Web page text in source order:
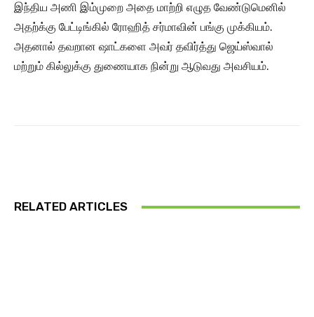
இந்திய அணி இம்முறை அதை மாற்றி எழுத வேண்டுமெனில்
அதற்க்கு பேட்டிங்கில் ரோஹித் சர்மாவின் பங்கு முக்கியம்.
அதனால் தவறான ஷாட்களை அவர் தவிர்த்து ஜெய்ஸ்வால்
மற்றும் கில்லுக்கு துணையாக நின்று ஆடுவது அவசியம்.
RELATED ARTICLES